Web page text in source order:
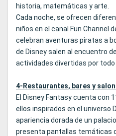
historia, matemáticas y arte.
Cada noche, se ofrecen
niños en el canal Fun Channel
celebran aventuras piratas a
de Disney salen al encuentro
actividades divertidas por todo
4-Restaurantes, bares y
El Disney Fantasy cuenta con
ellos inspirados en el universo
apariencia dorada de un
presenta pantallas temáticas